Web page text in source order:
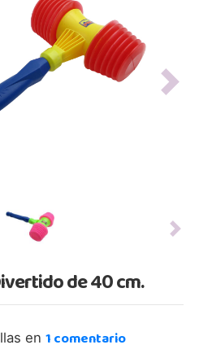
Next
Next
de 40 cm.
en 1comentario